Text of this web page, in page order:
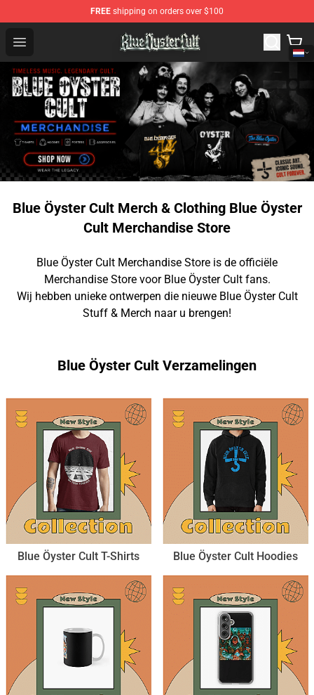
FREE shipping on orders over $100
Open menu
Blue Öyster Cult Store - Official Blue Öyster Cult
Blue Öyster Cult Merch & Clothing Blue Öyster
Cult Merchandise Store
Blue Öyster Cult Merchandise Store is de officiële
Merchandise Store voor Blue Öyster Cult fans.
Wij hebben unieke ontwerpen die nieuwe Blue Öyster Cult
Stuff & Merch naar u brengen!
Blue Öyster Cult Verzamelingen
Blue Öyster Cult T-Shirts Blue Öyster Cult Hoodies